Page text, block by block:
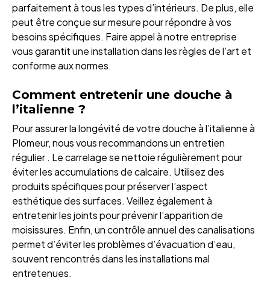
parfaitement à tous les types d’intérieurs. De plus, elle
peut être conçue sur mesure pour répondre à vos
besoins spécifiques. Faire appel à notre entreprise
vous garantit une installation dans les règles de l’art et
conforme aux normes.
Comment entretenir une douche à
l’italienne ?
Pour assurer la longévité de votre douche à l’italienne à
Plomeur, nous vous recommandons un entretien
régulier . Le carrelage se nettoie régulièrement pour
éviter les accumulations de calcaire. Utilisez des
produits spécifiques pour préserver l’aspect
esthétique des surfaces. Veillez également à
entretenir les joints pour prévenir l’apparition de
moisissures. Enfin, un contrôle annuel des canalisations
permet d’éviter les problèmes d’évacuation d’eau,
souvent rencontrés dans les installations mal
entretenues.